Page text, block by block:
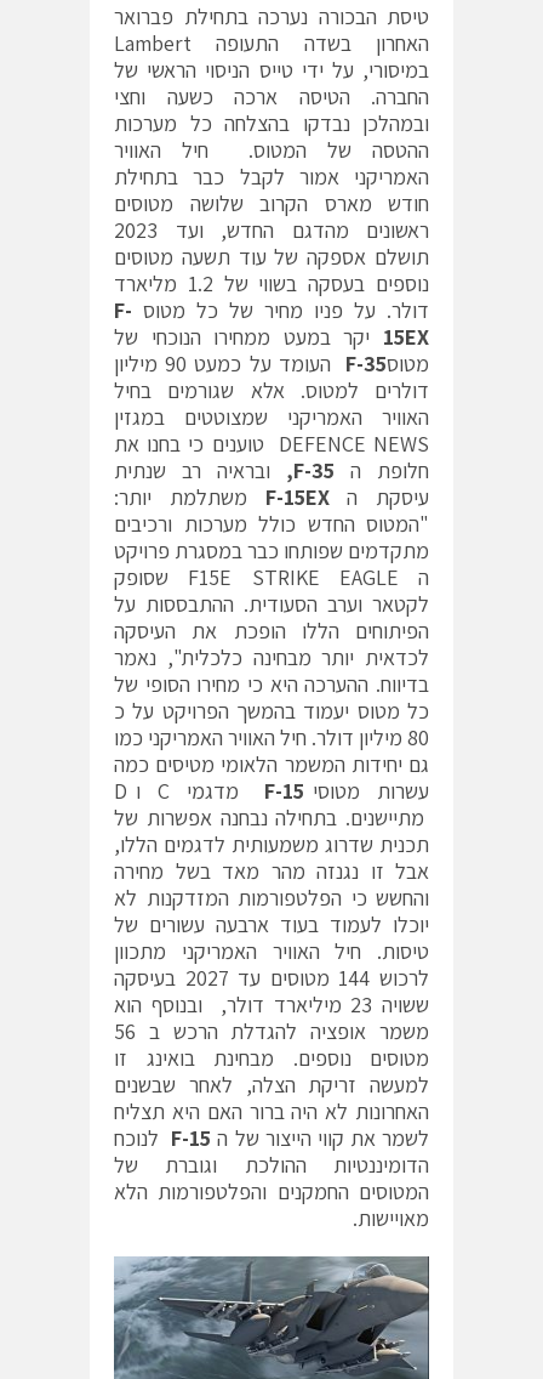
טיסת הבכורה נערכה בתחילת פברואר
האחרון בשדה התעופה Lambert
במיסורי, על ידי טייס הניסוי הראשי של
החברה. הטיסה ארכה כשעה וחצי
ובמהלכן נבדקו בהצלחה כל מערכות
ההטסה של המטוס. חיל האוויר
האמריקני אמור לקבל כבר בתחילת
חודש מארס הקרוב שלושה מטוסים
ראשונים מהדגם החדש, ועד 2023
תושלם אספקה של עוד תשעה מטוסים
נוספים בעסקה בשווי של 1.2 מליארד
דולר. על פניו מחיר של כל מטוס F-
15EX יקר במעט ממחירו הנוכחי של
מטוסF-35
העומד על כמעט 90 מיליון
דולרים למטוס. אלא שגורמים בחיל
האוויר האמריקני שמצוטטים במגזין
DEFENCE NEWS טוענים כי בחנו את
חלופת ה F-35
, ובראיה רב שנתית
עיסקת הF-15EX משתלמת יותר:
"המטוס החדש כולל מערכות ורכיבים
מתקדמים שפותחו כבר במסגרת פרויקט
ה F15E STRIKE EAGLE שסופק
לקטאר וערב הסעודית. ההתבססות על
הפיתוחים הללו הופכת את העיסקה
לכדאית יותר מבחינה כלכלית", נאמר
בדיווח. ההערכה היא כי מחירו הסופי של
כל מטוס יעמוד בהמשך הפרויקט על כ
80 מיליון דולר. חיל האוויר האמריקני כמו
גם יחידות המשמר הלאומי מטיסים כמה
עשרות מטוסי F-15
מדגמי C ו D
מתיישנים. בתחילה נבחנה אפשרות של
תכנית שדרוג משמעותית לדגמים הללו,
אבל זו נגנזה מהר מאד בשל מחירה
והחשש כי הפלטפורמות המזדקנות לא
יוכלו לעמוד בעוד ארבעה עשורים של
טיסות. חיל האוויר האמריקני מתכוון
לרכוש 144 מטוסים עד 2027 בעיסקה
ששויה 23 מיליארד דולר, ובנוסף הוא
משמר אופציה להגדלת הרכש ב 56
מטוסים נוספים. מבחינת בואינג זו
למעשה זריקת הצלה, לאחר שבשנים
האחרונות לא היה ברור האם היא תצליח
לשמר את קווי הייצור של ה F-15 לנוכח
הדומיננטיות ההולכת וגוברת של
המטוסים החמקנים והפלטפורמות הלא
מאויישות.